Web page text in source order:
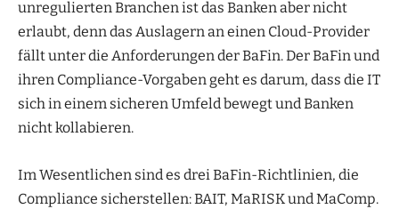
unregulierten Branchen ist das Banken aber nicht
erlaubt, denn das Auslagern an einen Cloud-Provider
fällt unter die Anforderungen der BaFin. Der BaFin und
ihren Compliance-Vorgaben geht es darum, dass die IT
sich in einem sicheren Umfeld bewegt und Banken
nicht kollabieren.
Im Wesentlichen sind es drei BaFin-Richtlinien, die
Compliance sicherstellen: BAIT, MaRISK und MaComp.